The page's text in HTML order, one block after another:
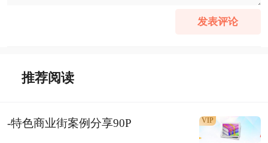
发表评论
推荐阅读
-特色商业街案例分享90P VIP